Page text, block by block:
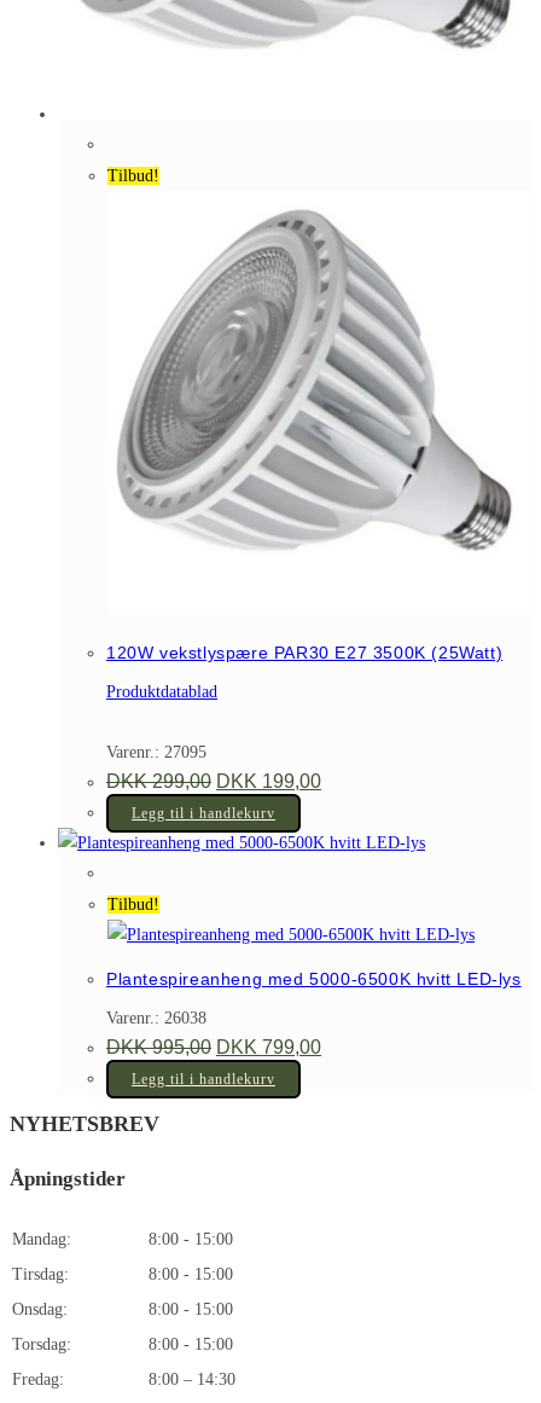
Tilbud!
120W vekstlyspære PAR30 E27 3500K (25Watt)
Produktdatablad
Varenr.: 27095
DKK299,00 Opprinnelig
pris
var:
DKK 299,00.
DKK 199,00Nåværende
pris
DKK 199,00.
Legg til i handlekurv
Tilbud!
Plantespireanheng med 5000-6500K hvitt LED-lys
Varenr.: 26038
DKK995,00 Opprinnelig
pris
var:
DKK 995,00.
DKK 799,00Nåværende
pris
Legg til i handlekurv
NYHETSBREV
Åpningstider
Mandag:
8:00 - 15:00
Tirsdag:
8:00 - 15:00
Onsdag:
8:00 - 15:00
Torsdag:
8:00 - 15:00
Fredag:
8:00 – 14:30